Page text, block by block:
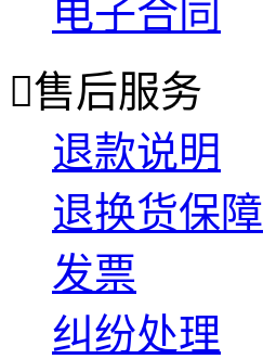
电子合同
售后服务
退款说明
退换货保障
发票
纠纷处理